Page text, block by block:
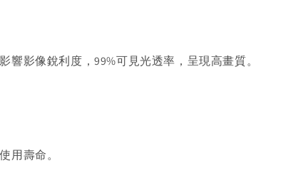
響影像銳利度，99%可見光透率，呈現高畫質。
用壽命。